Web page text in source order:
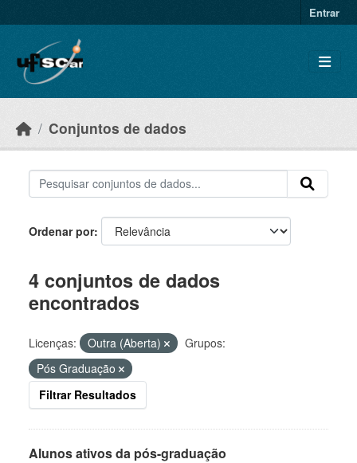
Entrar
Conjuntos de dados
Ordenar por
4 conjuntos de dados
encontrados
Licenças: Outra (Aberta)
Grupos:
Pós Graduação
Filtrar Resultados
Alunos ativos da pós-graduação